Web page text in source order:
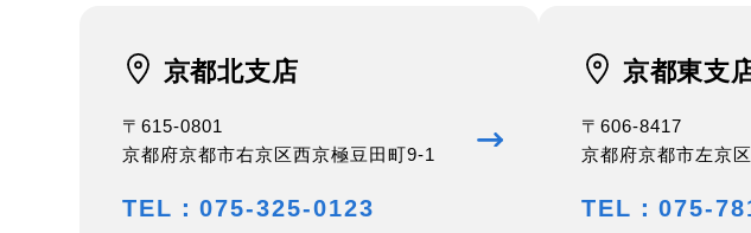
京都北支店
〒615-0801
京都府京都市右京区西京極豆田町9-1
TEL：075-325-0123
京都東支
〒606-8417
京都府京都市左京
TEL：075-